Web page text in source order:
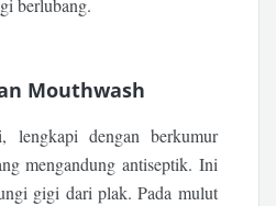
berlubang.
Mouthwash
lengkapi dengan berkumur
mengandung antiseptik. Ini
gigi dari plak. Pada mulut